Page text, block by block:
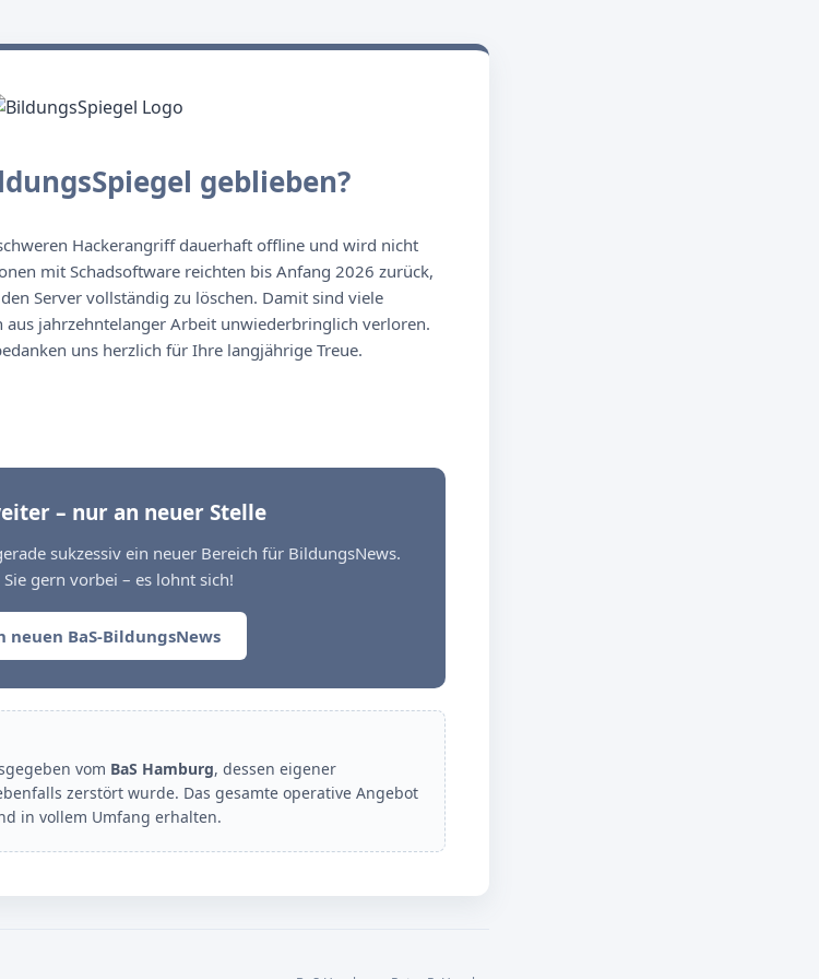
geblieben?
Hackerangriff dauerhaft offline und wird nicht
mit Schadsoftware reichten bis Anfang 2026 zurück,
Server vollständig zu löschen. Damit sind viele
jahrzehntelanger Arbeit unwiederbringlich verloren.
uns herzlich für Ihre langjährige Treue.
– nur an neuer Stelle
sukzessiv ein neuer Bereich für BildungsNews.
Sie gern vorbei – es lohnt sich!
neuen BaS-BildungsNews
vom BaS Hamburg, dessen eigener
zerstört wurde. Das gesamte operative Angebot
in vollem Umfang erhalten.